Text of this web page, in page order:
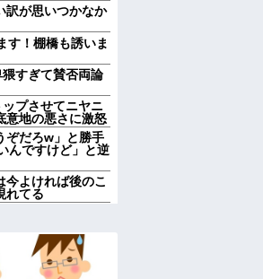
訳が思いつかなか
す！棚橋も誘いま
すぎて賛否両論
プさせてニヤニ
意地の悪さに激怒
ぞだろw」と勝手
んですけど」と逆
よければ後のこ
れてる
き取ってほしい
いけないんだ